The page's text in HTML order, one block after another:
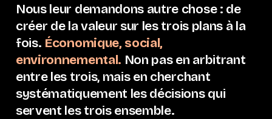
Nous leur demandons autre chose : de
créer de la valeur sur les trois plans à la
fois. Économique, social,
environnemental. Non pas en arbitrant
entre les trois, mais en cherchant
systématiquement les décisions qui
servent les trois ensemble.